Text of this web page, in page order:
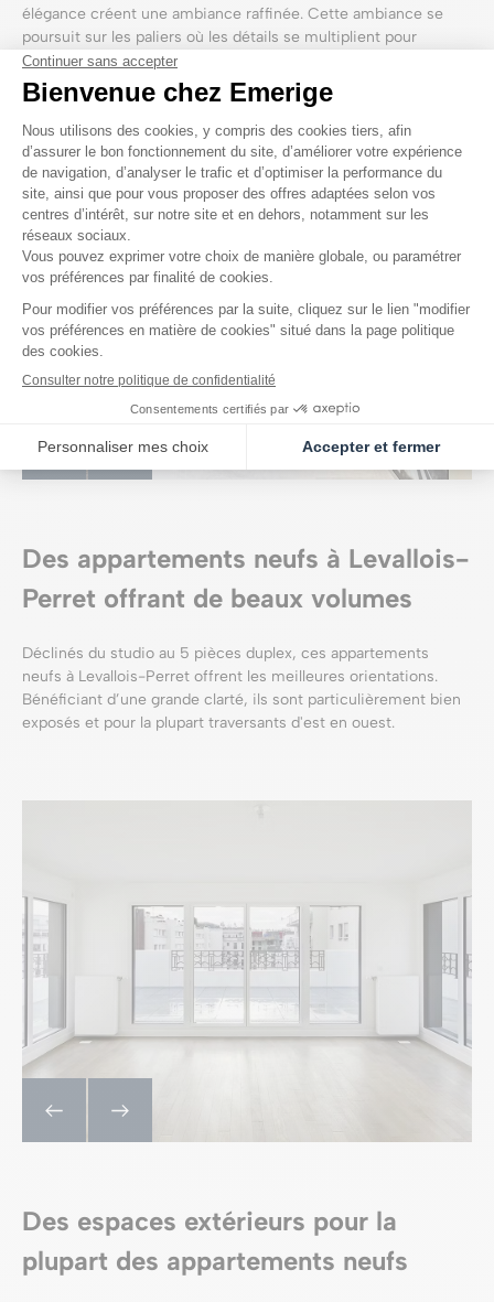
élégance créent une ambiance raffinée. Cette ambiance se
poursuit sur les paliers où les détails se multiplient pour
apporter calme, chic et sérénité
Des appartements neufs à Levallois-
Perret offrant de beaux volumes
Déclinés du studio au 5 pièces duplex, ces appartements
neufs à Levallois-Perret offrent les meilleures orientations.
Bénéficiant d’une grande clarté, ils sont particulièrement bien
exposés et pour la plupart traversants d'est en ouest.
Des espaces extérieurs pour la
plupart des appartements neufs